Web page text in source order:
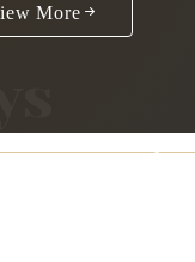
More